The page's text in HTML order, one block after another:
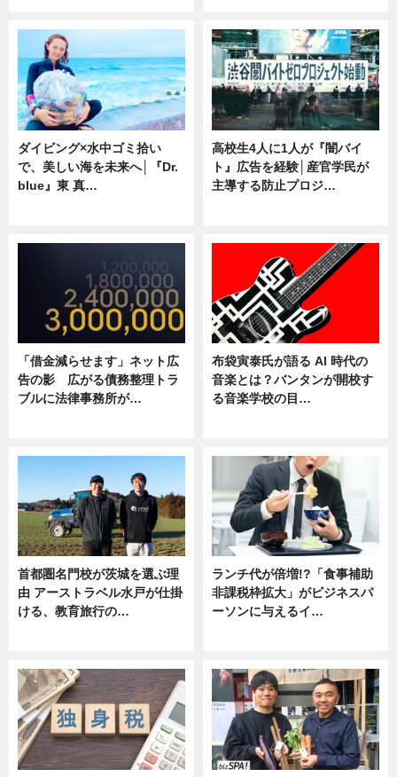
ダイビング×水中ゴミ拾い
で、美しい海を未来へ│『Dr.
blue』東 真…
高校生4人に1人が『闇バイ
ト』広告を経験│産官学民が
主導する防止プロジ…
「借金減らせます」ネット広
告の影 広がる債務整理トラ
ブルに法律事務所が…
布袋寅泰氏が語る AI 時代の
音楽とは？バンタンが開校す
る音楽学校の目…
首都圏名門校が茨城を選ぶ理
由 アーストラベル水戸が仕掛
ける、教育旅行の…
ランチ代が倍増!?「食事補助
非課税枠拡大」がビジネスパ
ーソンに与えるイ…